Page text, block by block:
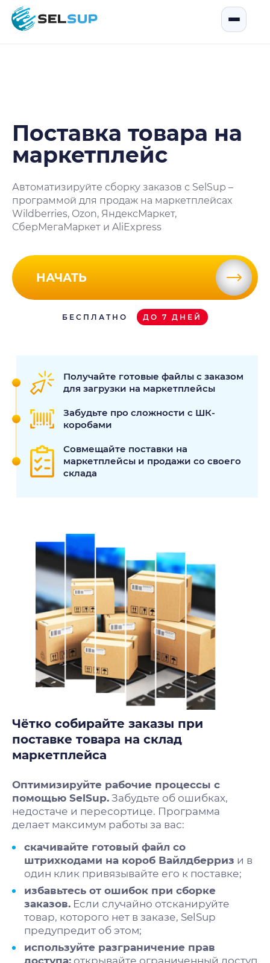
SelSup
Поставка товара на
маркетплейс
Автоматизируйте сборку заказов с SelSup –
программой для продаж на маркетплейсах
Wildberries, Ozon, ЯндексМаркет,
СберМегаМаркет и AliExpress
НАЧАТЬ
БЕСПЛАТНО ДО 7 ДНЕЙ
Получайте готовые файлы с заказом
для загрузки на маркетплейсы
Забудьте про сложности с ШК-
коробами
Совмещайте поставки на
маркетплейсы и продажи со своего
склада
Чётко собирайте заказы при
поставке товара на склад
маркетплейса
Оптимизируйте рабочие процессы с
помощью SelSup. Забудьте об ошибках,
недостаче и пересортице. Программа
делает максимум работы за вас:
скачивайте готовый файл со
штрихкодами на короб Вайлдберриз и в
один клик привязывайте его к поставке;
избавьтесь от ошибок при сборке
заказов. Если случайно отсканируйте
товар, которого нет в заказе, SelSup
предупредит об этом;
используйте разграничение прав